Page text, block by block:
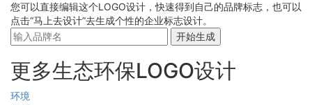
您可以直接编辑这个LOGO设计，快速得到自己的品牌标志，也可以
点击“马上去设计”去生成个性的企业标志设计。
开始生成
更多生态环保LOGO设计
环境